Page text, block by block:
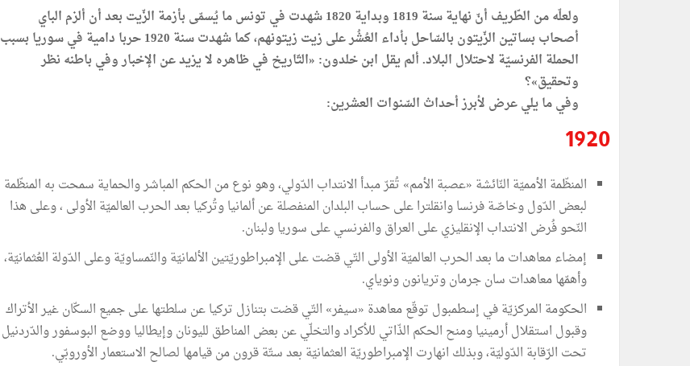
ولعلّه من الطّريف أنّ نهاية سنة 1819 وبداية 1820 شهدت في تونس ما يُسمّى بأزمة الزّيت بعد أن ألزم الباي
أصحاب بساتين الزّيتون بالسّاحل بأداء العُشُر على زيت زيتونهم، كما شهدت سنة 1920 حربا دامية في سوريا بسبب
الحملة الفرنسيّة لاحتلال البلاد. ألم يقل ابن خلدون: «التّاريخ في ظاهره لا يزيد عن الإخبار وفي باطنه نظر
وتحقيق»؟
وفي ما يلي عرض لأبرز أحداث السّنوات العشرين:
1920
المنظّمة الأمميّة النّائشة «عصبة الأمم» تُقرّ مبدأ الانتداب الدّولي، وهو نوع من الحكم المباشر والحماية سمحت به المنظّمة
لبعض الدّول وخاصّة فرنسا وانقلترا على حساب البلدان المنفصلة عن ألمانيا وتُركيا بعد الحرب العالميّة الأولى ، وعلى هذا
النّحو فُرض الانتداب الإنقليزي على العراق والفرنسي على سوريا ولبنان.
إمضاء معاهدات ما بعد الحرب العالميّة الأولى التّي قضت على الإمبراطوريّتين الألمانيّة والنّمساويّة وعلى الدّولة العُثمانيّة،
وأهمّها معاهدات سان جرمان وتريانون ونوياي.
الحكومة المركزيّة في إسطمبول توقّع معاهدة «سيفر» التّي قضت بتنازل تركيا عن سلطتها على جميع السكّان غير الأتراك
وقبول استقلال أرمينيا ومنح الحكم الذّاتي للأكراد والتخلّي عن بعض المناطق لليونان وإيطاليا ووضع البوسفور والدّردنيل
تحت الرّقابة الدّوليّة، وبذلك انهارت الإمبراطوريّة العثمانيّة بعد ستّة قرون من قيامها لصالح الاستعمار الأوروبّي.